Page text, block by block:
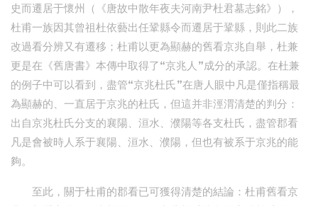
史而遷居于懷州（《唐故中散年夜夫河南尹杜君墓志銘》），
杜甫一族因其曾祖杜依藝出任鞏縣令而遷居于鞏縣，則此二族
改過看分辨又有遷移；杜甫以更為顯赫的舊看京兆自舉，杜兼
更是在《舊唐書》本傳中取得了“京兆人”成分的承認。在杜兼
的例子中可以看到，盡管“京兆杜氏”在唐人眼中凡是僅指稱最
為顯赫的、一直居于京兆的杜氏，但這并非涇渭清楚的判分：
出自京兆杜氏分支的襄陽、洹水、濮陽等各支杜氏，盡管郡看
凡是會被時人系于襄陽、洹水、濮陽，但也有被系于京兆的能
夠。
至此，關于杜甫的郡看已可獲得清楚的結論：杜甫舊看京